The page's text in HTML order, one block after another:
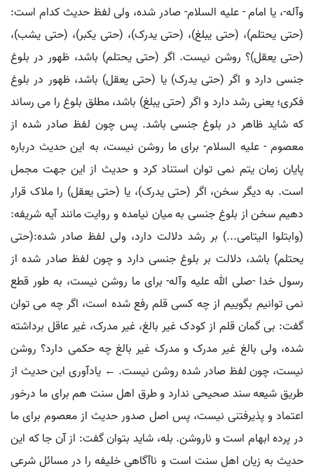
وآله-، یا امام - علیه السلام- صادر شده، ولی لفظ حدیث کدام است:
(حتی یحتلم)، (حتی یبلغ)، (حتی یدرک)، (حتی یکبر)، (حتی یشب)،
(حتی یعقل)؟ روشن نیست. اگر (حتی یحتلم) باشد، ظهور در بلوغ
جنسی دارد و اگر (حتی یدرک) یا (حتی یعقل) باشد، ظهور در بلوغ
فکری؛ یعنی رشد دارد و اگر (حتی یبلغ) باشد، مطلق بلوغ را می رساند
که شاید ظاهر در بلوغ جنسی باشد. پس چون لفظ صادر شده از
معصوم - علیه السلام- برای ما روشن نیست، به این حدیث درباره
پایان زمان یتم نمی توان استناد کرد و حدیث از این جهت مجمل
است. به دیگر سخن، اگر (حتی یدرک)، یا (حتی یعقل) را ملاک قرار
دهیم سخن از بلوغ جنسی به میان نیامده و روایت مانند آیه شریفه:
(وابتلوا الیتامی...) بر رشد دلالت دارد، ولی لفظ صادر شده:(حتی
یحتلم) باشد، دلالت بر بلوغ جنسی دارد و چون لفظ صادر شده از
رسول خدا -صلی الله علیه وآله- برای ما روشن نیست، به طور قطع
نمی توانیم بگوییم از چه کسی قلم رفع شده است، اگر چه می توان
گفت: بی گمان قلم از کودک غیر بالغ، غیر مدرک، غیر عاقل برداشته
شده، ولی بالغ غیر مدرک و مدرک غیر بالغ چه حکمی دارد؟ روشن
نیست، چون لفظ صادر شده روشن نیست. ← یادآوری این حدیث از
طریق شیعه سند صحیحی ندارد و طرق اهل سنت هم برای ما درخور
اعتماد و پذیرفتنی نیست، پس اصل صدور حدیث از معصوم برای ما
در پرده ابهام است و ناروشن. بله، شاید بتوان گفت: از آن جا که این
حدیث به زیان اهل سنت است و ناآگاهی خلیفه را در مسائل شرعی